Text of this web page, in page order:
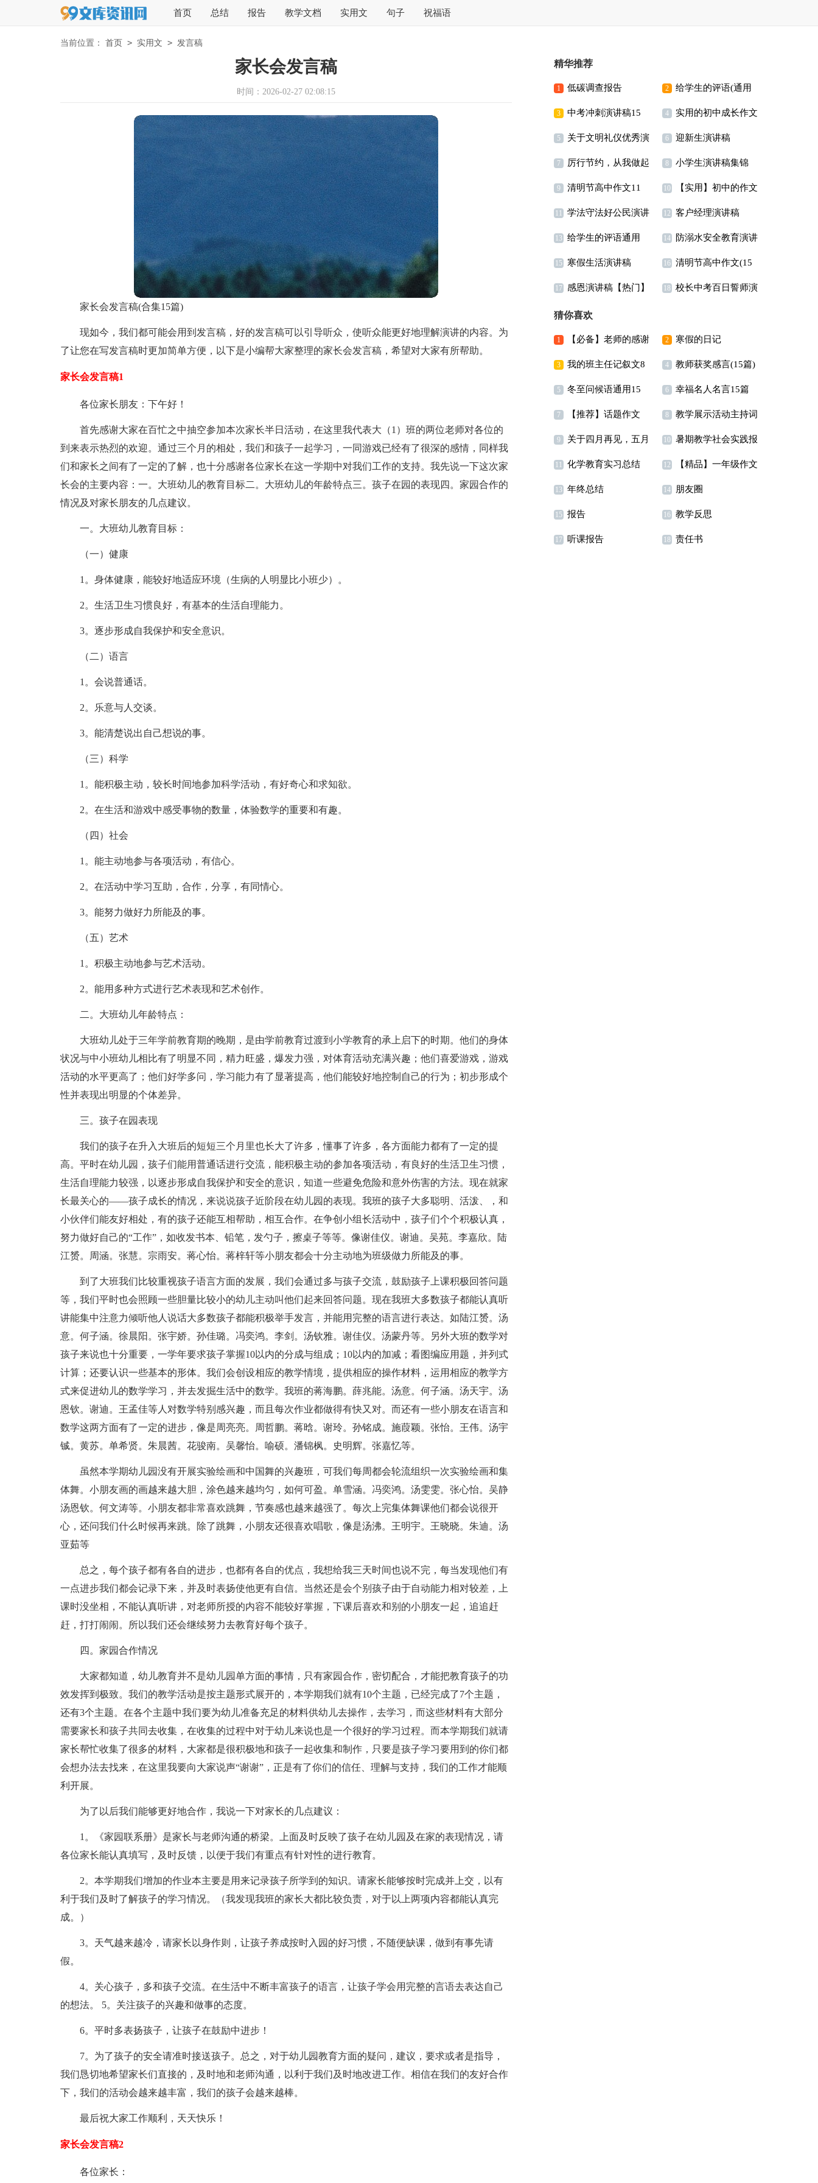
首页 总结 报告 教学文档 实用文 句子 祝福语
当前位置： 首页 > 实用文 > 发言稿
家长会发言稿
时间：2026-02-27 02:08:15
家长会发言稿(合集15篇)
现如今，我们都可能会用到发言稿，好的发言稿可以引导听众，使听众能更好地理解演讲的内容。为
了让您在写发言稿时更加简单方便，以下是小编帮大家整理的家长会发言稿，希望对大家有所帮助。
家长会发言稿1
各位家长朋友：下午好！
首先感谢大家在百忙之中抽空参加本次家长半日活动，在这里我代表大（1）班的两位老师对各位的
到来表示热烈的欢迎。通过三个月的相处，我们和孩子一起学习，一同游戏已经有了很深的感情，同样我
们和家长之间有了一定的了解，也十分感谢各位家长在这一学期中对我们工作的支持。我先说一下这次家
长会的主要内容：一。大班幼儿的教育目标二。大班幼儿的年龄特点三。孩子在园的表现四。家园合作的
情况及对家长朋友的几点建议。
一。大班幼儿教育目标：
（一）健康
1。身体健康，能较好地适应环境（生病的人明显比小班少）。
2。生活卫生习惯良好，有基本的生活自理能力。
3。逐步形成自我保护和安全意识。
（二）语言
1。会说普通话。
2。乐意与人交谈。
3。能清楚说出自己想说的事。
（三）科学
1。能积极主动，较长时间地参加科学活动，有好奇心和求知欲。
2。在生活和游戏中感受事物的数量，体验数学的重要和有趣。
（四）社会
1。能主动地参与各项活动，有信心。
2。在活动中学习互助，合作，分享，有同情心。
3。能努力做好力所能及的事。
（五）艺术
1。积极主动地参与艺术活动。
2。能用多种方式进行艺术表现和艺术创作。
二。大班幼儿年龄特点：
大班幼儿处于三年学前教育期的晚期，是由学前教育过渡到小学教育的承上启下的时期。他们的身体
状况与中小班幼儿相比有了明显不同，精力旺盛，爆发力强，对体育活动充满兴趣；他们喜爱游戏，游戏
活动的水平更高了；他们好学多问，学习能力有了显著提高，他们能较好地控制自己的行为；初步形成个
性并表现出明显的个体差异。
三。孩子在园表现
我们的孩子在升入大班后的短短三个月里也长大了许多，懂事了许多，各方面能力都有了一定的提
高。平时在幼儿园，孩子们能用普通话进行交流，能积极主动的参加各项活动，有良好的生活卫生习惯，
生活自理能力较强，以逐步形成自我保护和安全的意识，知道一些避免危险和意外伤害的方法。现在就家
长最关心的——孩子成长的情况，来说说孩子近阶段在幼儿园的表现。我班的孩子大多聪明、活泼、，和
小伙伴们能友好相处，有的孩子还能互相帮助，相互合作。在争创小组长活动中，孩子们个个积极认真，
努力做好自己的“工作”，如收发书本、铅笔，发勺子，擦桌子等等。像谢佳仪。谢迪。吴苑。李嘉欣。陆
江赟。周涵。张慧。宗雨安。蒋心怡。蒋梓轩等小朋友都会十分主动地为班级做力所能及的事。
到了大班我们比较重视孩子语言方面的发展，我们会通过多与孩子交流，鼓励孩子上课积极回答问题
等，我们平时也会照顾一些胆量比较小的幼儿主动叫他们起来回答问题。现在我班大多数孩子都能认真听
讲能集中注意力倾听他人说话大多数孩子都能积极举手发言，并能用完整的语言进行表达。如陆江赟。汤
意。何子涵。徐晨阳。张宇娇。孙佳璐。冯奕鸿。李剑。汤钦雅。谢佳仪。汤蒙丹等。另外大班的数学对
孩子来说也十分重要，一学年要求孩子掌握10以内的分成与组成；10以内的加减；看图编应用题，并列式
计算；还要认识一些基本的形体。我们会创设相应的教学情境，提供相应的操作材料，运用相应的教学方
式来促进幼儿的数学学习，并去发掘生活中的数学。我班的蒋海鹏。薛兆能。汤意。何子涵。汤天宇。汤
恩钦。谢迪。王孟佳等人对数学特别感兴趣，而且每次作业都做得有快又对。而还有一些小朋友在语言和
数学这两方面有了一定的进步，像是周亮亮。周哲鹏。蒋晗。谢玲。孙铭成。施葭颖。张怡。王伟。汤宇
铖。黄苏。单希贤。朱晨茜。花骏南。吴馨怡。喻硕。潘锦枫。史明辉。张嘉忆等。
虽然本学期幼儿园没有开展实验绘画和中国舞的兴趣班，可我们每周都会轮流组织一次实验绘画和集
体舞。小朋友画的画越来越大胆，涂色越来越均匀，如何可盈。单雪涵。冯奕鸿。汤雯雯。张心怡。吴静
汤恩钦。何文涛等。小朋友都非常喜欢跳舞，节奏感也越来越强了。每次上完集体舞课他们都会说很开
心，还问我们什么时候再来跳。除了跳舞，小朋友还很喜欢唱歌，像是汤沸。王明宇。王晓晓。朱迪。汤
亚茹等
总之，每个孩子都有各自的进步，也都有各自的优点，我想给我三天时间也说不完，每当发现他们有
一点进步我们都会记录下来，并及时表扬使他更有自信。当然还是会个别孩子由于自动能力相对较差，上
课时没坐相，不能认真听讲，对老师所授的内容不能较好掌握，下课后喜欢和别的小朋友一起，追追赶
赶，打打闹闹。所以我们还会继续努力去教育好每个孩子。
四。家园合作情况
大家都知道，幼儿教育并不是幼儿园单方面的事情，只有家园合作，密切配合，才能把教育孩子的功
效发挥到极致。我们的教学活动是按主题形式展开的，本学期我们就有10个主题，已经完成了7个主题，
还有3个主题。在各个主题中我们要为幼儿准备充足的材料供幼儿去操作，去学习，而这些材料有大部分
需要家长和孩子共同去收集，在收集的过程中对于幼儿来说也是一个很好的学习过程。而本学期我们就请
家长帮忙收集了很多的材料，大家都是很积极地和孩子一起收集和制作，只要是孩子学习要用到的你们都
会想办法去找来，在这里我要向大家说声“谢谢”，正是有了你们的信任、理解与支持，我们的工作才能顺
利开展。
为了以后我们能够更好地合作，我说一下对家长的几点建议：
1。《家园联系册》是家长与老师沟通的桥梁。上面及时反映了孩子在幼儿园及在家的表现情况，请
各位家长能认真填写，及时反馈，以便于我们有重点有针对性的进行教育。
2。本学期我们增加的作业本主要是用来记录孩子所学到的知识。请家长能够按时完成并上交，以有
利于我们及时了解孩子的学习情况。（我发现我班的家长大都比较负责，对于以上两项内容都能认真完
成。）
3。天气越来越冷，请家长以身作则，让孩子养成按时入园的好习惯，不随便缺课，做到有事先请
假。
4。关心孩子，多和孩子交流。在生活中不断丰富孩子的语言，让孩子学会用完整的言语去表达自己
的想法。 5。关注孩子的兴趣和做事的态度。
6。平时多表扬孩子，让孩子在鼓励中进步！
7。为了孩子的安全请准时接送孩子。总之，对于幼儿园教育方面的疑问，建议，要求或者是指导，
我们恳切地希望家长们直接的，及时地和老师沟通，以利于我们及时地改进工作。相信在我们的友好合作
下，我们的活动会越来越丰富，我们的孩子会越来越棒。
最后祝大家工作顺利，天天快乐！
家长会发言稿2
各位家长：
精华推荐
1 低碳调查报告 2 给学生的评语(通用
15篇)
3 中考冲刺演讲稿15
篇
4 实用的初中成长作文
汇编8篇
5 关于文明礼仪优秀演
讲稿
6 迎新生演讲稿
7 厉行节约，从我做起
演讲稿
8 小学生演讲稿集锦
15篇
9 清明节高中作文11
篇
10 【实用】初中的作文
300字汇总十篇
11 学法守法好公民演讲
稿
12 客户经理演讲稿
13 给学生的评语通用
15篇
14 防溺水安全教育演讲
稿(15篇)
15 寒假生活演讲稿 16 清明节高中作文(15
篇)
17 感恩演讲稿【热门】 18 校长中考百日誓师演
猜你喜欢
1 【必备】老师的感谢
信模板锦集9篇
2 寒假的日记
3 我的班主任记叙文8
篇
4 教师获奖感言(15篇)
5 冬至问候语通用15
篇
6 幸福名人名言15篇
7 【推荐】话题作文
300字汇总九篇
8 教学展示活动主持词
9 关于四月再见，五月
你好个性座右铭说说
（通用30句）
10 暑期教学社会实践报
告14篇
11 化学教育实习总结 12 【精品】一年级作文
集锦五篇
13 年终总结 14 朋友圈
15 报告 16 教学反思
17 听课报告 18 责任书